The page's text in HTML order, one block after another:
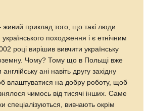
живий приклад того, що такі люди
походження і є етнічним
році вирішив вивчити українську
Чому? Тому що в Польщі вже
ані навіть другу західну
влаштуватися на добру роботу, щоб
чимось від тисячі інших. Саме
спеціалізуються, вивчають окрім